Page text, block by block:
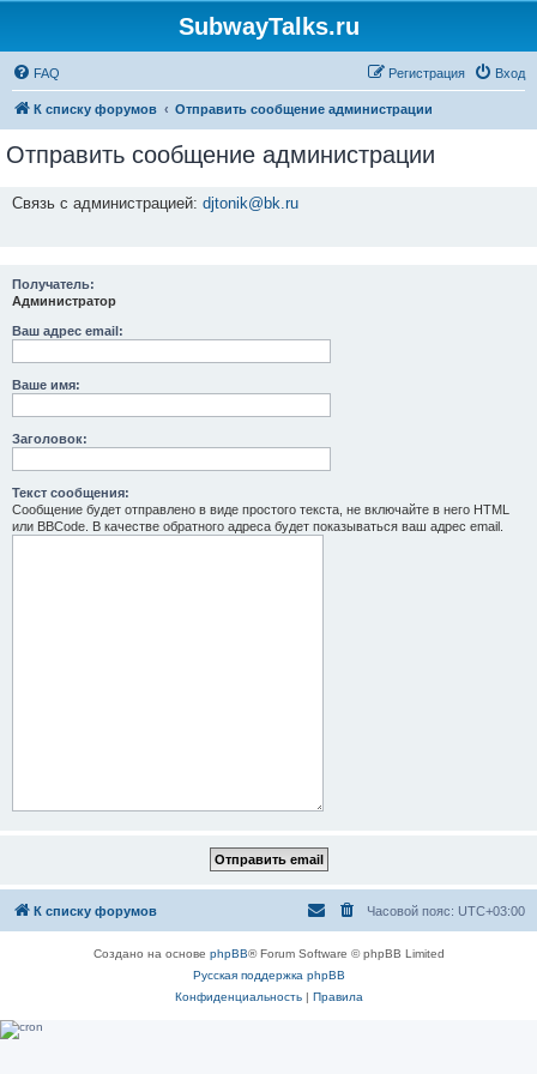
SubwayTalks.ru
FAQ Вход
Регистрация
К списку форумов Отправить сообщение администрации
Отправить сообщение администрации
Связь с администрацией: djtonik@bk.ru
Получатель:
Администратор
Ваш адрес email:
Ваше имя:
Заголовок:
Текст сообщения:
Сообщение будет отправлено в виде простого текста, не включайте в него HTML
или BBCode. В качестве обратного адреса будет показываться ваш адрес email.
К списку форумов Часовой пояс: UTC+03:00
Создано на основе phpBB® Forum Software © phpBB Limited
Русская поддержка phpBB
Конфиденциальность| Правила